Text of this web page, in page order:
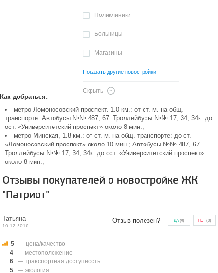
Поликлиники
Больницы
Магазины
Показать другие новостройки
Скрыть
Как добраться:
метро Ломоносовский проспект, 1.0 км.: от ст. м. на общ.
транспорте: Автобусы №№ 487, 67. Троллейбусы №№ 17, 34, 34к. до
ост. «Университетский проспект» около 8 мин.;
метро Минская, 1.8 км.: от ст. м. на общ. транспорте: до ст.
«Ломоносовский проспект» около 10 мин.; Автобусы №№ 487, 67.
Троллейбусы №№ 17, 34, 34к. до ост. «Университетский проспект»
около 8 мин.;
Отзывы покупателей о новостройке ЖК
"Патриот"
Татьяна
10.12.2016
Отзыв полезен? ДА(0) НЕТ (0)
5
— цена/качество
4
— местоположение
6
— транспортная доступность
5
— экология